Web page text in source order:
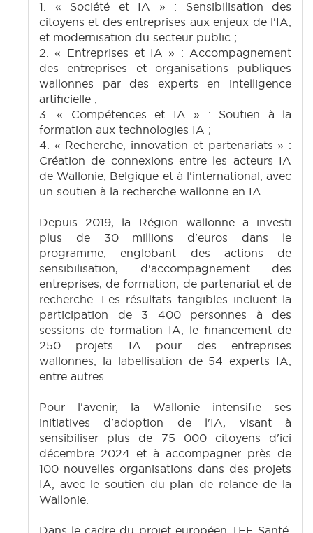
1. « Société et IA » : Sensibilisation des
citoyens et des entreprises aux enjeux de l'IA,
et modernisation du secteur public ;
2. « Entreprises et IA » : Accompagnement
des entreprises et organisations publiques
wallonnes par des experts en intelligence
artificielle ;
3. « Compétences et IA » : Soutien à la
formation aux technologies IA ;
4. « Recherche, innovation et partenariats » :
Création de connexions entre les acteurs IA
de Wallonie, Belgique et à l'international, avec
un soutien à la recherche wallonne en IA.
Depuis 2019, la Région wallonne a investi
plus de 30 millions d'euros dans le
programme, englobant des actions de
sensibilisation, d'accompagnement des
entreprises, de formation, de partenariat et de
recherche. Les résultats tangibles incluent la
participation de 3 400 personnes à des
sessions de formation IA, le financement de
250 projets IA pour des entreprises
wallonnes, la labellisation de 54 experts IA,
entre autres.
Pour l'avenir, la Wallonie intensifie ses
initiatives d'adoption de l'IA, visant à
sensibiliser plus de 75 000 citoyens d'ici
décembre 2024 et à accompagner près de
100 nouvelles organisations dans des projets
IA, avec le soutien du plan de relance de la
Wallonie.